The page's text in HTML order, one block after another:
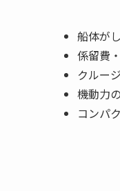
船体が
係留費
クルー
機動力
コンパ